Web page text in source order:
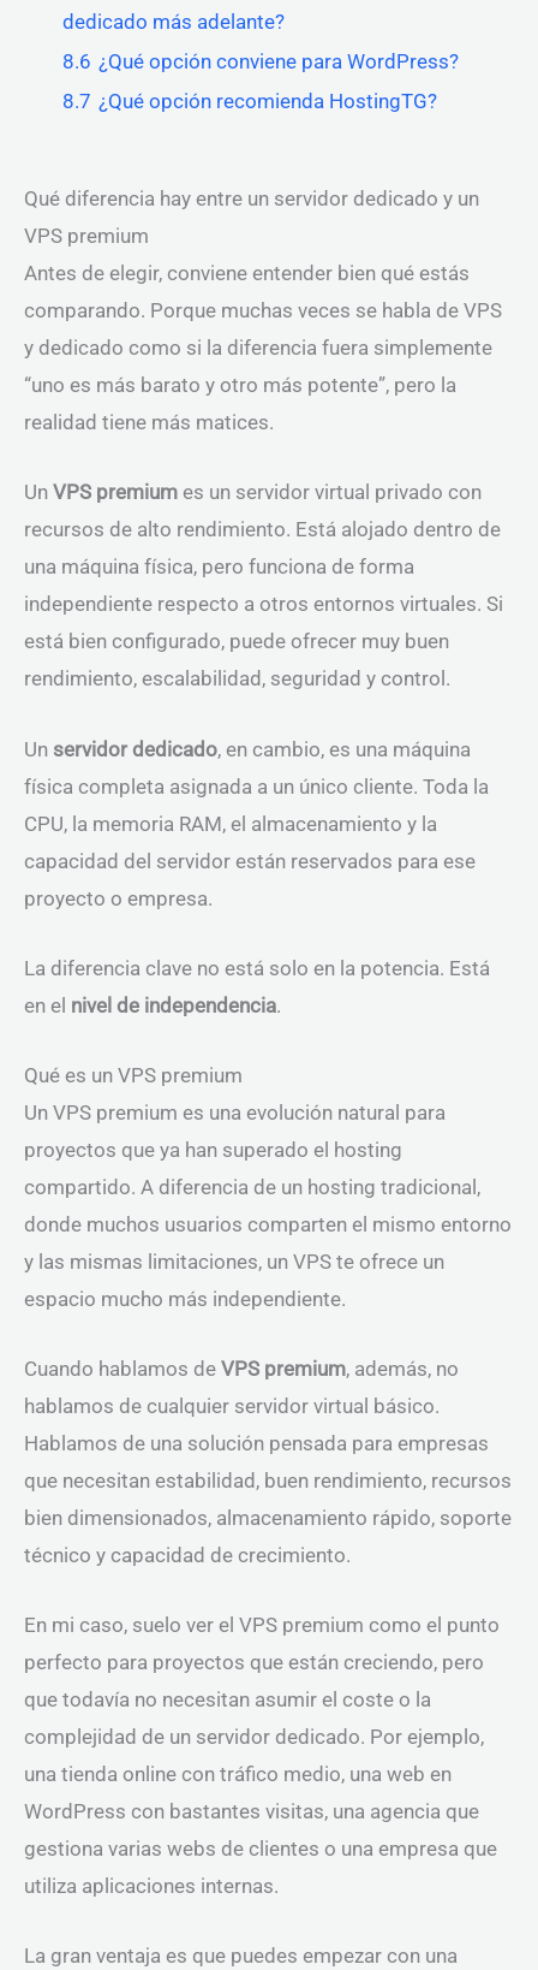
dedicado más adelante?
8.6 ¿Qué opción conviene para WordPress?
8.7 ¿Qué opción recomienda HostingTG?
Qué diferencia hay entre un servidor dedicado y un
VPS premium
Antes de elegir, conviene entender bien qué estás
comparando. Porque muchas veces se habla de VPS
y dedicado como si la diferencia fuera simplemente
“uno es más barato y otro más potente”, pero la
realidad tiene más matices.
Un VPS premium es un servidor virtual privado con
recursos de alto rendimiento. Está alojado dentro de
una máquina física, pero funciona de forma
independiente respecto a otros entornos virtuales. Si
está bien configurado, puede ofrecer muy buen
rendimiento, escalabilidad, seguridad y control.
Un servidor dedicado, en cambio, es una máquina
física completa asignada a un único cliente. Toda la
CPU, la memoria RAM, el almacenamiento y la
capacidad del servidor están reservados para ese
proyecto o empresa.
La diferencia clave no está solo en la potencia. Está
en el nivel de independencia.
Qué es un VPS premium
Un VPS premium es una evolución natural para
proyectos que ya han superado el hosting
compartido. A diferencia de un hosting tradicional,
donde muchos usuarios comparten el mismo entorno
y las mismas limitaciones, un VPS te ofrece un
espacio mucho más independiente.
Cuando hablamos de VPS premium, además, no
hablamos de cualquier servidor virtual básico.
Hablamos de una solución pensada para empresas
que necesitan estabilidad, buen rendimiento, recursos
bien dimensionados, almacenamiento rápido, soporte
técnico y capacidad de crecimiento.
En mi caso, suelo ver el VPS premium como el punto
perfecto para proyectos que están creciendo, pero
que todavía no necesitan asumir el coste o la
complejidad de un servidor dedicado. Por ejemplo,
una tienda online con tráfico medio, una web en
WordPress con bastantes visitas, una agencia que
gestiona varias webs de clientes o una empresa que
utiliza aplicaciones internas.
La gran ventaja es que puedes empezar con una